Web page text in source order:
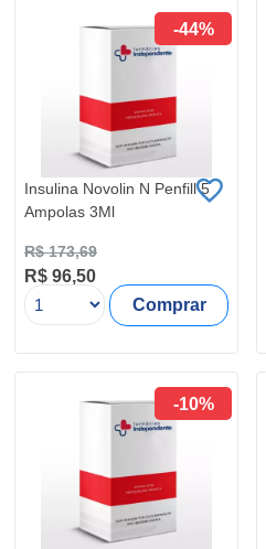
-44%
Insulina Novolin N Penfill 5
Ampolas 3Ml
R$ 173,69
R$ 96,50
Comprar
-10%